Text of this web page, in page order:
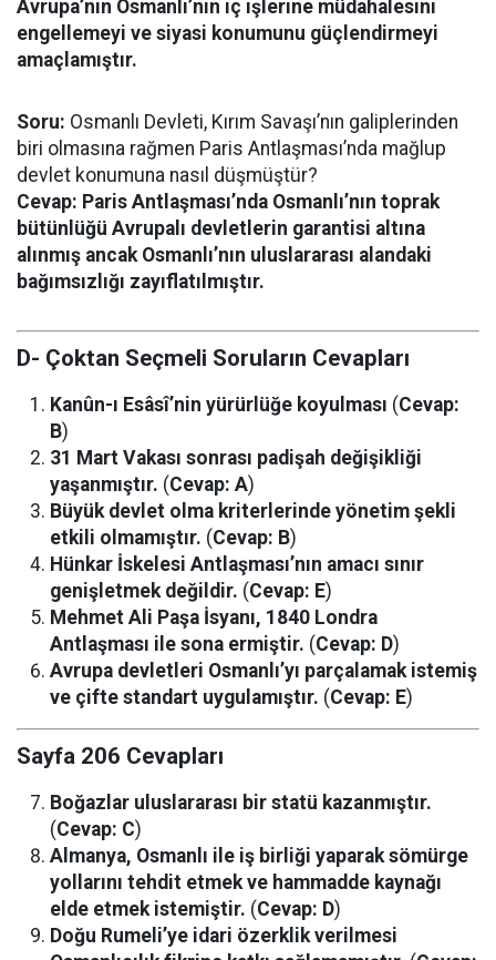
Avrupa’nın Osmanlı’nın iç işlerine müdahalesini
engellemeyi ve siyasi konumunu güçlendirmeyi
amaçlamıştır.
Soru: Osmanlı Devleti, Kırım Savaşı’nın galiplerinden
biri olmasına rağmen Paris Antlaşması’nda mağlup
devlet konumuna nasıl düşmüştür?
Cevap: Paris Antlaşması’nda Osmanlı’nın toprak
bütünlüğü Avrupalı devletlerin garantisi altına
alınmış ancak Osmanlı’nın uluslararası alandaki
bağımsızlığı zayıflatılmıştır.
D- Çoktan Seçmeli Soruların Cevapları
Kanûn-ı Esâsî’nin yürürlüğe koyulması (Cevap:
B)
31 Mart Vakası sonrası padişah değişikliği
yaşanmıştır. (Cevap: A)
Büyük devlet olma kriterlerinde yönetim şekli
etkili olmamıştır. (Cevap: B)
Hünkar İskelesi Antlaşması’nın amacı sınır
genişletmek değildir. (Cevap: E)
Mehmet Ali Paşa İsyanı, 1840 Londra
Antlaşması ile sona ermiştir. (Cevap: D)
Avrupa devletleri Osmanlı’yı parçalamak istemiş
ve çifte standart uygulamıştır. (Cevap: E)
Sayfa 206 Cevapları
Boğazlar uluslararası bir statü kazanmıştır.
(Cevap: C)
Almanya, Osmanlı ile iş birliği yaparak sömürge
yollarını tehdit etmek ve hammadde kaynağı
elde etmek istemiştir. (Cevap: D)
Doğu Rumeli’ye idari özerklik verilmesi